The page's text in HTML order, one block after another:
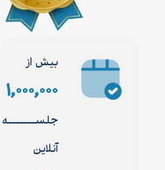
بیش از
۱,۰۰۰,۰۰۰
جلســـــــه
آنلاین